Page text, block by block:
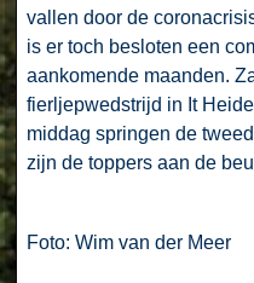
vallen door de
is er toch besloten een
aankomende maanden.
fierljepwedstrijd in It
middag springen de
zijn de toppers aan de
Foto: Wim van der Meer